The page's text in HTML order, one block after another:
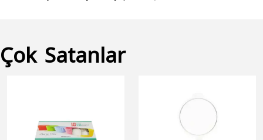
Çok Satanlar